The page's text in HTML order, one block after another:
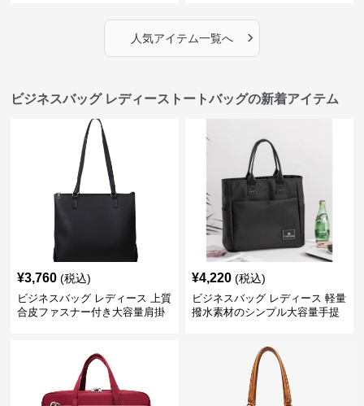
人気アイテム一覧へ ›
ビジネスバッグ レディーストートバッグの新着アイテム
¥3,760 (税込)
ビジネスバッグ レディース 上質
合皮ファスナー付き大容量肩掛
¥4,220 (税込)
ビジネスバッグ レディース 軽量
撥水素材のシンプル大容量手提